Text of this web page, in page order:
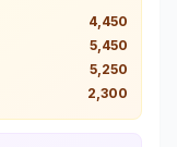
4,450
5,450
5,250
2,300